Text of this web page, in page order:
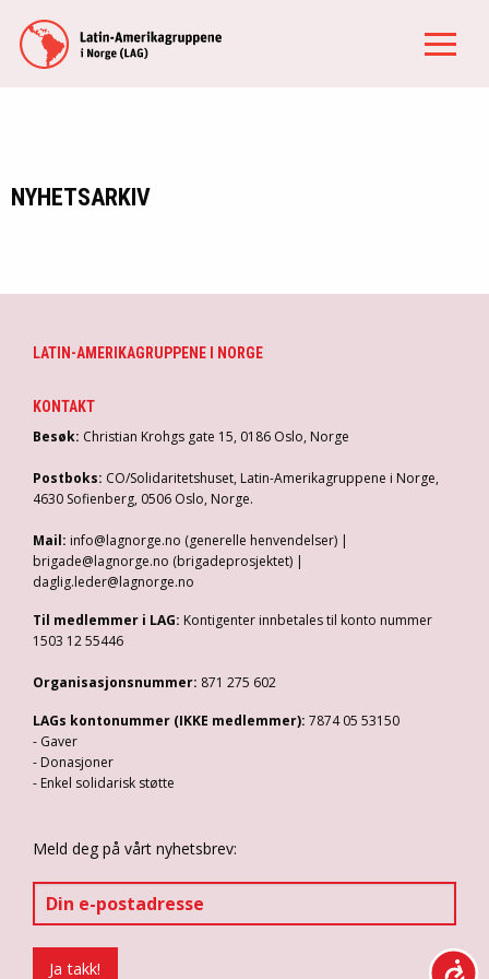
NYHETSARKIV
LATIN-AMERIKAGRUPPENE I NORGE
KONTAKT
Besøk: Christian Krohgs gate 15, 0186 Oslo, Norge
Postboks: CO/Solidaritetshuset, Latin-Amerikagruppene i Norge,
4630 Sofienberg, 0506 Oslo, Norge.
Mail: info@lagnorge.no (generelle henvendelser) |
brigade@lagnorge.no (brigadeprosjektet) |
daglig.leder@lagnorge.no
Til medlemmer i LAG: Kontigenter innbetales til konto nummer
1503 12 55446
Organisasjonsnummer: 871 275 602
LAGs kontonummer (IKKE medlemmer): 7874 05 53150
- Gaver
- Donasjoner
- Enkel solidarisk støtte
Meld deg på vårt nyhetsbrev: